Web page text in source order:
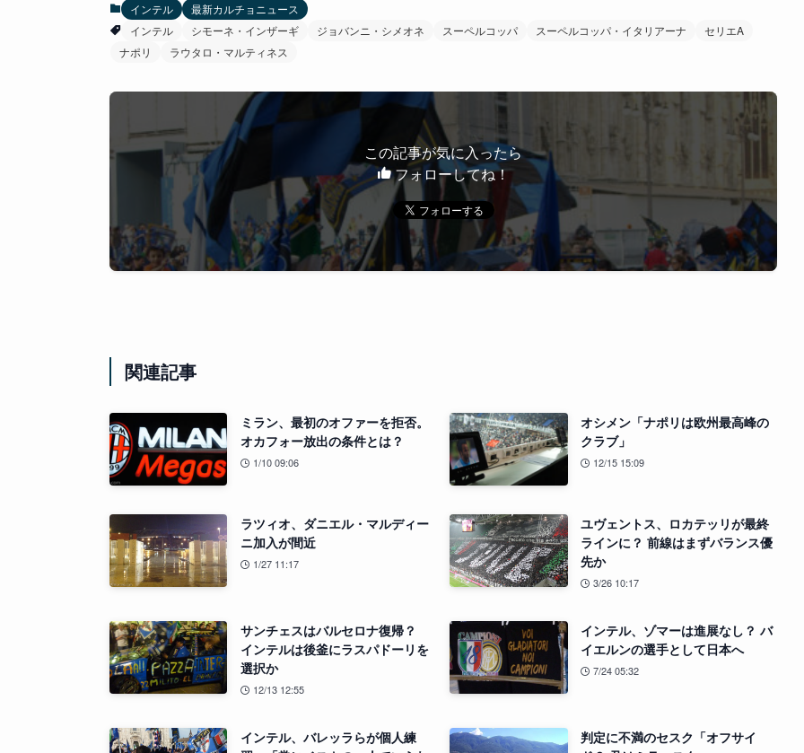
インテル
最新カルチョニュース
インテル
シモーネ・インザーギ ジョバンニ・シメオネ スーペルコッパ スーペルコッパ・イタリアーナ
セリエA
ナポリ
ラウタロ・マルティネス
この記事が気に入ったら
フォローしてね！
関連記事
ミラン、最初のオファーを拒否。
オカフォー放出の条件とは？
1/10 09:06
オシメン「ナポリは欧州最高峰の
クラブ」
12/15 15:09
ラツィオ、ダニエル・マルディー
ニ加入が間近
1/27 11:17
ユヴェントス、ロカテッリが最終
ラインに？ 前線はまずバランス優
先か
3/26 10:17
サンチェスはバルセロナ復帰？
インテルは後釜にラスパドーリを
選択か
12/13 12:55
インテル、ゾマーは進展なし？ バ
イエルンの選手として日本へ
7/24 05:32
インテル、バレッラらが個人練
判定に不満のセスク「オフサイ